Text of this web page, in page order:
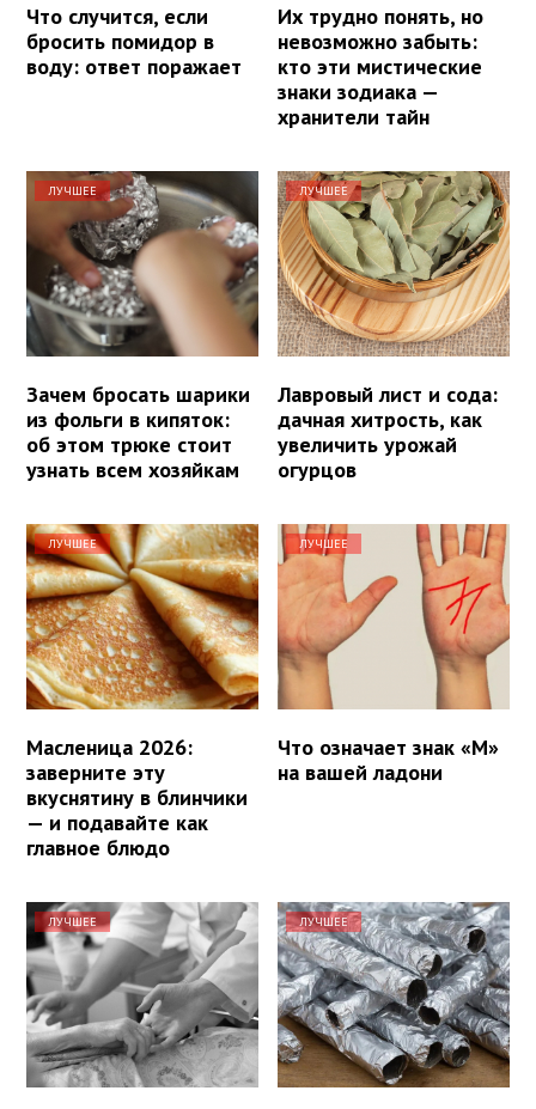
Что случится, если
бросить помидор в
воду: ответ поражает
Их трудно понять, но
невозможно забыть:
кто эти мистические
знаки зодиака —
хранители тайн
ЛУЧШЕЕ
Зачем бросать шарики
из фольги в кипяток:
об этом трюке стоит
узнать всем хозяйкам
ЛУЧШЕЕ
Лавровый лист и сода:
дачная хитрость, как
увеличить урожай
огурцов
ЛУЧШЕЕ
Масленица 2026:
заверните эту
вкуснятину в блинчики
— и подавайте как
главное блюдо
ЛУЧШЕЕ
Что означает знак «М»
на вашей ладони
ЛУЧШЕЕ ЛУЧШЕЕ